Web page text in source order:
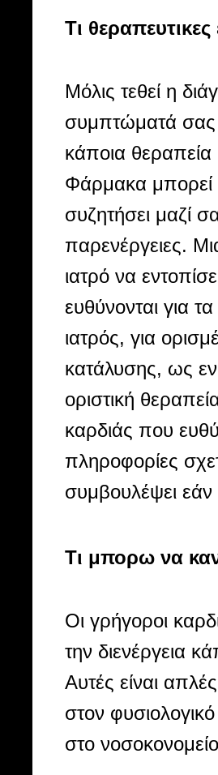
Τι
Μόλις τεθεί η
συμπτώματά σας
κάποια θεραπεία
Φάρμακα μπορεί
συζητήσει μαζί
παρενέργειες.
ιατρό να
ευθύνονται για
ιατρός, για
κατάλυσης, ως
οριστική
καρδιάς που
πληροφορίες
συμβουλέψει εάν
Τι μπορω να
Οι γρήγοροι
την διενέργεια
Αυτές είναι
στον
στο